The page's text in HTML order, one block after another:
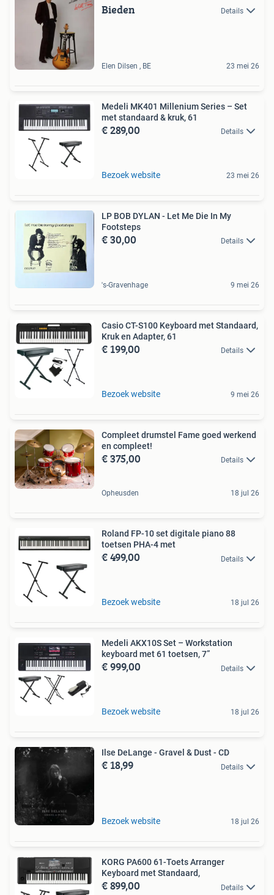
Bieden Details
Elen Dilsen , BE 23 mei 26
Medeli MK401 Millenium Series – Set
met standaard & kruk, 61
€ 289,00 Details
Bezoek website 23 mei 26
LP BOB DYLAN - Let Me Die In My
Footsteps
€ 30,00 Details
's-Gravenhage 9 mei 26
Casio CT-S100 Keyboard met Standaard,
Kruk en Adapter, 61
€ 199,00 Details
Bezoek website 9 mei 26
Compleet drumstel Fame goed werkend
en compleet!
€ 375,00 Details
Opheusden 18 jul 26
Roland FP-10 set digitale piano 88
toetsen PHA-4 met
€ 499,00 Details
Bezoek website 18 jul 26
Medeli AKX10S Set – Workstation
keyboard met 61 toetsen, 7”
€ 999,00 Details
Bezoek website 18 jul 26
Ilse DeLange - Gravel & Dust - CD
€ 18,99 Details
Bezoek website 18 jul 26
KORG PA600 61-Toets Arranger
Keyboard met Standaard,
€ 899,00 Details